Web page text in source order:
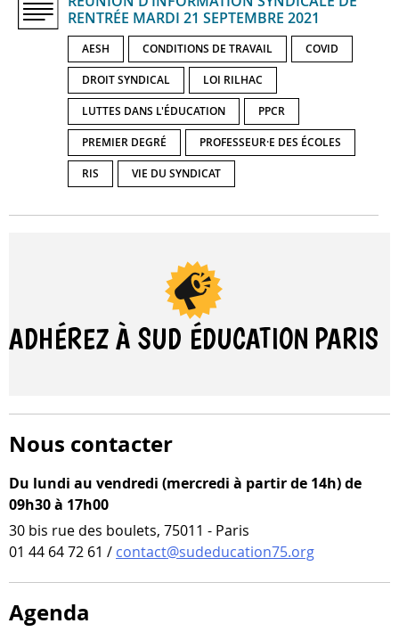
RENTRÉE MARDI 21 SEPTEMBRE 2021
AESH CONDITIONS DE TRAVAIL COVID
DROIT SYNDICAL LOI RILHAC
LUTTES DANS L'ÉDUCATION PPCR
PREMIER DEGRÉ PROFESSEUR·E DES ÉCOLES
RIS VIE DU SYNDICAT
ADHÉREZ À SUD ÉDUCATION PARIS
Nous contacter
Du lundi au vendredi (mercredi à partir de 14h) de
09h30 à 17h00
30 bis rue des boulets, 75011 - Paris
01 44 64 72 61 / contact@sudeducation75.org
Agenda